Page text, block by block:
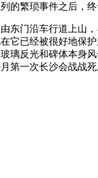
的繁琐事件之后，
东门沿车行道上山
它已经被很好地保
璃反光和碑体本身
第一次长沙会战战